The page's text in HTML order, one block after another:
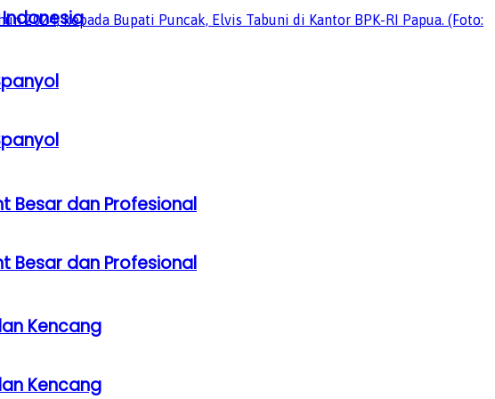
Besar dan Profesional
Kencang
Besar dan Profesional
Kencang